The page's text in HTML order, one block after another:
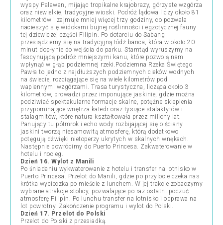
wyspy Palawan, mijając tropikalne krajobrazy, górzyste wzgórza
oraz niewielkie, tradycyjne wioski. Podróż lądowa liczy około 81
kilometrów i zajmuje mniej więcej trzy godziny, co pozwala
nacieszyć się widokami bujnej roślinności i egzotycznej fauny
tej dziewiczej części Filipin. Po dotarciu do Sabang
przesiądziemy się na tradycyjną łódź banca, która w około 20
minut dopłynie do wejścia do parku. Stamtąd wyruszymy na
fascynującą podróż mniejszymi kanu, które pozwolą nam
wpłynąć w głąb podziemnej rzeki.Podziemna Rzeka Świętego
Pawła to jedno z najdłuższych podziemnych cieków wodnych
na świecie, rozciągające się na wiele kilometrów pod
wapiennymi wzgórzami. Trasa turystyczna, licząca około 3
kilometrów, prowadzi przez imponujące jaskinie, gdzie można
podziwiać spektakularne formacje skalne, potężne sklepienia
przypominające wnętrza katedr oraz tysiące stalaktytów i
stalagmitów, które natura kształtowała przez miliony lat.
Panujący tu półmrok i echo wody rozbijającej się o ściany
jaskini tworzą niesamowitą atmosferę, którą dodatkowo
potęgują dźwięki nietoperzy ukrytych w skalnych wnękach.
Następnie powrócimy do Puerto Princesa. Zakwaterowanie w
hotelu i nocleg.
Dzień 16. Wylot z Manili
Po śniadaniu wykwaterowanie z hotelu i transfer na lotnisko w
Puerto Princesa. Przelot do Manili, gdzie po przylocie czeka nas
krótka wycieczka po mieście z lunchem. W jej trakcie zobaczymy
wybrane atrakcje stolicy, pozwalające po raz ostatni poczuć
atmosferę Filipin. Po lunchu transfer na lotnisko i odprawa na
lot powrotny. Zakończenie programu i wylot do Polski.
Dzień 17. Przelot do Polski
Przelot do Polski z przesiadką.